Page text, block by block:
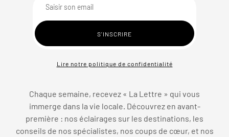
Lire notre politique de confidentialité
Chaque semaine, recevez « La Lettre » qui vous
immerge dans la vie locale. Découvrez en avant-
première : nos éclairages sur les destinations, les
conseils de nos spécialistes, nos coups de cœur, et nos